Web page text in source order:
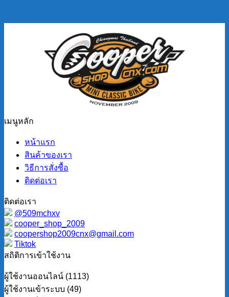
เมนูหลัก
หน้าแรก
สินค้าของเรา
วิธีการสั่งซื้อ
ติดต่อเรา
ติดต่อเรา
@509mchxv
cooper_shop_2009
coopershop2009cnx@gmail.com
Tiktok
สถิติการเข้าใช้งาน
ผู้ใช้งานออนไลน์ (1113)
ผู้ใช้งานเข้าระบบ (49)